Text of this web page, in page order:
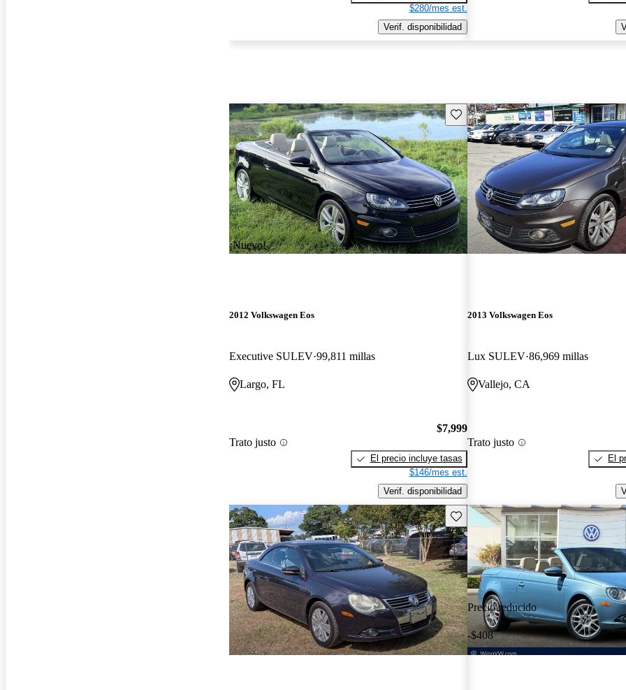
$280/mes est.
Verif. disponibilidad
¡Nuevo!
Guarda este Aviso
2012 Volkswagen Eos
Executive SULEV 99,811 millas
Largo, FL
Trato justo
$7,999
El precio incluye tasas
$146/mes est.
Verif. disponibilidad
2013 Volkswagen Eos
Lux SULEV 86,969 millas
Vallejo, CA
Trato justo
El
Guarda este Aviso
Precio reducido
-$408